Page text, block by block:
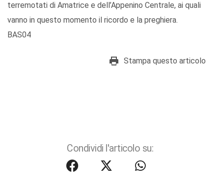
terremotati di Amatrice e dell’Appenino Centrale, ai quali
vanno in questo momento il ricordo e la preghiera.
BAS04
Stampa questo articolo
Condividi l'articolo su: